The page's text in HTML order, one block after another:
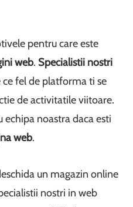
pentru care este
web. Specialistii nostri
fel de platforma ti se
de activitatile viitoare.
echipa noastra daca esti
web.
un magazin online
nostri in web